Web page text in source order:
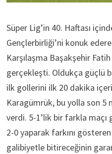
Süper Lig’in 40. Haftası
Gençlerbirliği’ni konuk
Karşılaşma Başakşehir
gerçekleşti. Oldukça güçlü
ilk gollerini ilk 20 dakika
Karagümrük, bu yolla son 5
verdi. 5-1’lik bir farkla
2-0 yaparak farkını
galibiyetle bitireceğinin